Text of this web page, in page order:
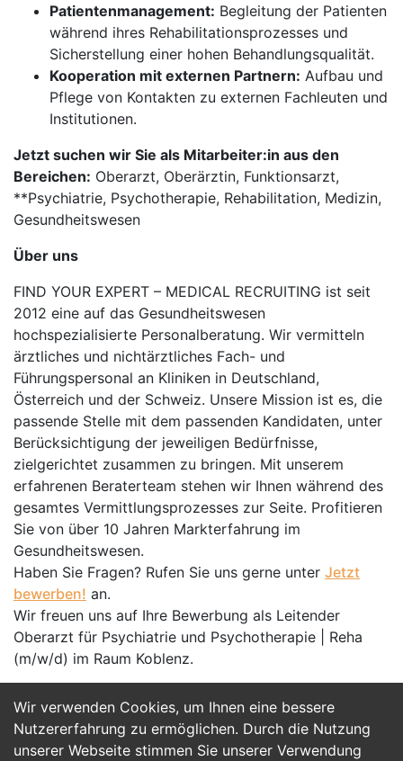
Wir verwenden Cookies, um Ihnen eine bessere
Nutzererfahrung zu ermöglichen. Durch die Nutzung
unserer Webseite stimmen Sie unserer Verwendung
Patientenmanagement: Begleitung der Patienten
während ihres Rehabilitationsprozesses und
Sicherstellung einer hohen Behandlungsqualität.
Kooperation mit externen Partnern: Aufbau und
Pflege von Kontakten zu externen Fachleuten und
Institutionen.
Jetzt suchen wir Sie als Mitarbeiter:in aus den
Bereichen: Oberarzt, Oberärztin, Funktionsarzt,
**Psychiatrie, Psychotherapie, Rehabilitation, Medizin,
Gesundheitswesen
Über uns
FIND YOUR EXPERT – MEDICAL RECRUITING ist seit
2012 eine auf das Gesundheitswesen
hochspezialisierte Personalberatung. Wir vermitteln
ärztliches und nichtärztliches Fach- und
Führungspersonal an Kliniken in Deutschland,
Österreich und der Schweiz. Unsere Mission ist es, die
passende Stelle mit dem passenden Kandidaten, unter
Berücksichtigung der jeweiligen Bedürfnisse,
zielgerichtet zusammen zu bringen. Mit unserem
erfahrenen Beraterteam stehen wir Ihnen während des
gesamtes Vermittlungsprozesses zur Seite. Profitieren
Sie von über 10 Jahren Markterfahrung im
Gesundheitswesen.
Haben Sie Fragen? Rufen Sie uns gerne unter Jetzt
bewerben! an.
Wir freuen uns auf Ihre Bewerbung als Leitender
Oberarzt für Psychiatrie und Psychotherapie | Reha
(m/w/d) im Raum Koblenz.
Jetzt Bewerben